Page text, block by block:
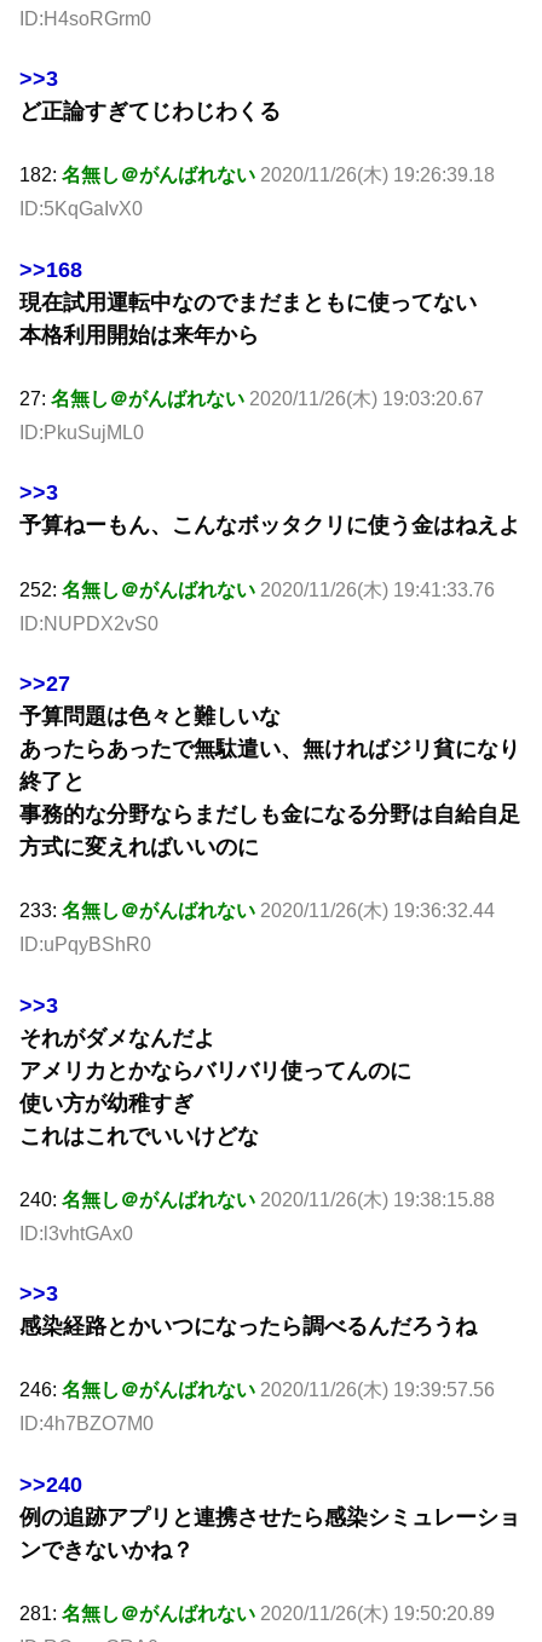
ID:H4soRGrm0
>>3
ど正論すぎてじわじわくる
182: 名無し＠がんばれない 2020/11/26(木) 19:26:39.18
ID:5KqGaIvX0
>>168
現在試用運転中なのでまだまともに使ってない
本格利用開始は来年から
27: 名無し＠がんばれない 2020/11/26(木) 19:03:20.67
ID:PkuSujML0
>>3
予算ねーもん、こんなボッタクリに使う金はねえよ
252: 名無し＠がんばれない 2020/11/26(木) 19:41:33.76
ID:NUPDX2vS0
>>27
予算問題は色々と難しいな
あったらあったで無駄遣い、無ければジリ貧になり
終了と
事務的な分野ならまだしも金になる分野は自給自足
方式に変えればいいのに
233: 名無し＠がんばれない 2020/11/26(木) 19:36:32.44
ID:uPqyBShR0
>>3
それがダメなんだよ
アメリカとかならバリバリ使ってんのに
使い方が幼稚すぎ
これはこれでいいけどな
240: 名無し＠がんばれない 2020/11/26(木) 19:38:15.88
ID:l3vhtGAx0
>>3
感染経路とかいつになったら調べるんだろうね
246: 名無し＠がんばれない 2020/11/26(木) 19:39:57.56
ID:4h7BZO7M0
>>240
例の追跡アプリと連携させたら感染シミュレーショ
ンできないかね？
281: 名無し＠がんばれない 2020/11/26(木) 19:50:20.89